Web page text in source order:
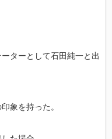
ターとして石田純一と出
象を持った。